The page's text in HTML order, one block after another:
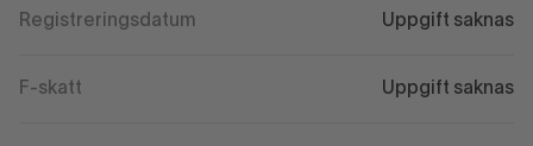
Registreringsdatum Uppgift saknas
F-skatt Uppgift saknas